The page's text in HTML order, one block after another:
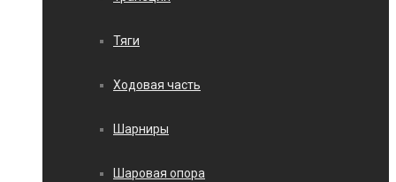
Тяги
Ходовая часть
Шарниры
Шаровая опора